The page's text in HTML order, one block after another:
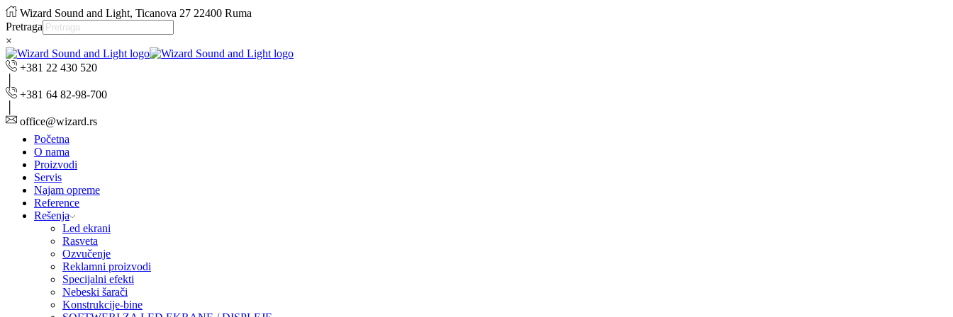
Wizard Sound and Light, Ticanova 27 22400 Ruma
Pretraga
×
+381 22 430 520
+381 64 82-98-700
office@wizard.rs
Početna
O nama
Proizvodi
Servis
Najam opreme
Reference
Rešenja
Led ekrani
Rasveta
Ozvučenje
Reklamni proizvodi
Specijalni efekti
Nebeski šarači
Konstrukcije-bine